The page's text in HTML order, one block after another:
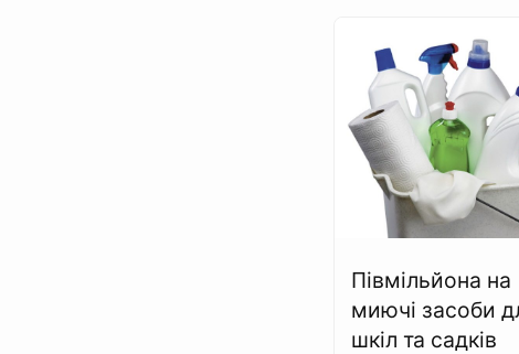
Півмільйона на
миючі засоби
шкіл та садків